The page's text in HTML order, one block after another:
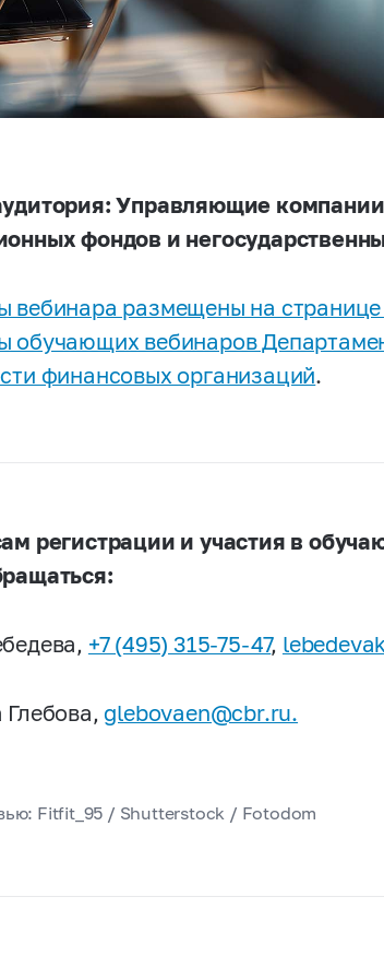
Управляющие
фондов и
вебинара размещены на
обучающих вебинаров
финансовых организаций.
регистрации и участия в
+7 (495) 315-75-47,
Глебова, glebovaen@cbr.ru.
Fitfit_95 / Shutterstock / Fotodom